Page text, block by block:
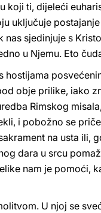
koji ti, dijeleći
uključuje
sjedinjuje s
u Njemu. Eto
obje prilike, iako
Rimskog
i pobožno se
na usta ili,
dara u srcu
nam je pomoći,
U njoj se